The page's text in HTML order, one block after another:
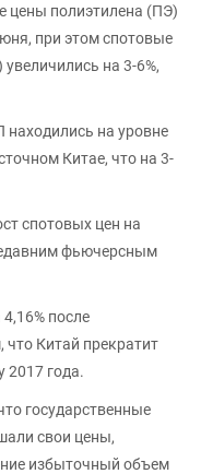
цены полиэтилена (ПЭ)
при этом спотовые
на 3-6%,
на уровне
Китае, что на 3-
спотовых цен на
фьючерсным
после
Китай прекратит
2017 года.
государственные
свои цены,
избыточный объем